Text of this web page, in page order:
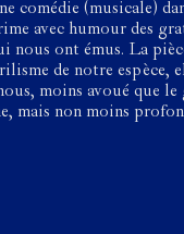
comédie (musicale)
avec humour des
nous ont émus. La
de notre espèce,
moins avoué que
mais non moins